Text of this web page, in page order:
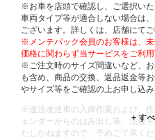
※お車を店頭で確認し、ご選択い
車両タイプ等が適合しない場合は
ございます。詳しくは、店舗にてご
※メンテパック会員のお客様は、
価格に関わらず当サービスをご利用
※ご注文時のサイズ間違いなど、
も含め、商品の交換、返品返金等
やサイズ等をご確認の上お申し込
※違法改造車の入庫作業および、
ェンダーからのはみ出し等、法規
たしかねますので、予めご了承くだ